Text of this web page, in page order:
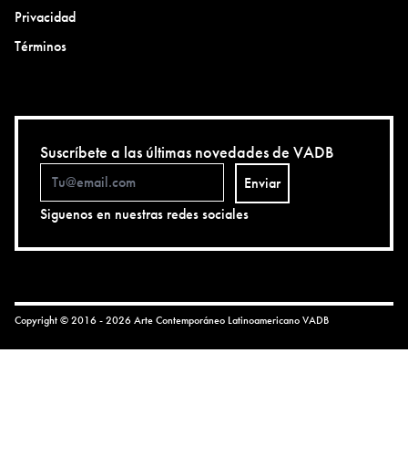
Privacidad
Términos
Suscríbete a las últimas novedades de VADB
Enviar
Siguenos en nuestras redes sociales
Copyright © 2016 - 2026 Arte Contemporáneo LatinoamericanoVADB